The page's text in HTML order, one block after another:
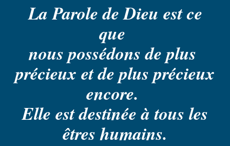
La Parole de Dieu est ce
que
nous possédons de plus
précieux et de plus précieux
encore.
Elle est destinée à tous les
êtres humains.